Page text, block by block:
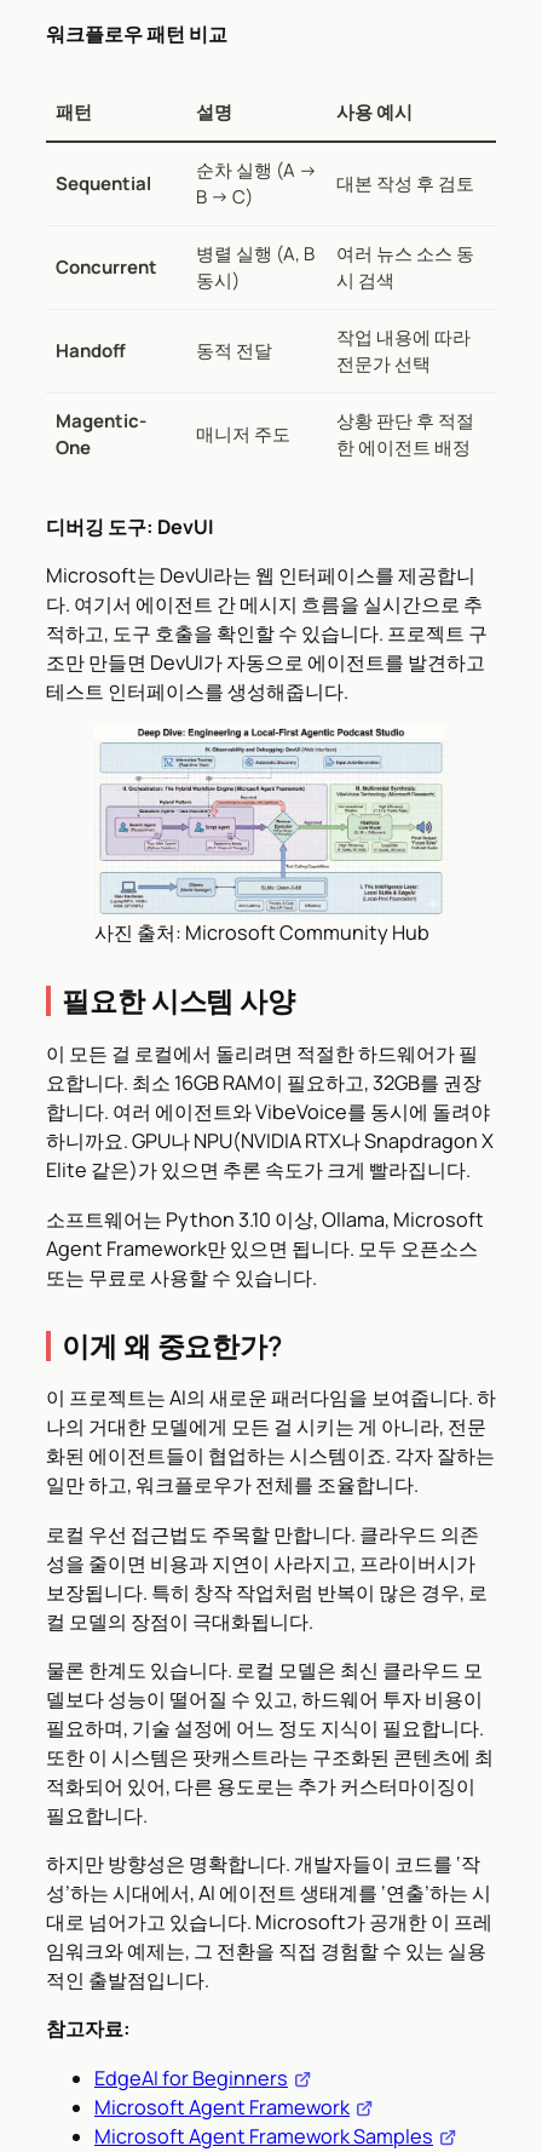
워크플로우 패턴 비교
패턴 설명 사용 예시
Sequential
순차 실행 (A →
B → C)
대본 작성 후 검토
Concurrent
병렬 실행 (A, B
동시)
여러 뉴스 소스 동
시 검색
Handoff 동적 전달
작업 내용에 따라
전문가 선택
Magentic-
One
매니저 주도
상황 판단 후 적절
한 에이전트 배정
디버깅 도구: DevUI
Microsoft는 DevUI라는 웹 인터페이스를 제공합니
다. 여기서 에이전트 간 메시지 흐름을 실시간으로 추
적하고, 도구 호출을 확인할 수 있습니다. 프로젝트 구
조만 만들면 DevUI가 자동으로 에이전트를 발견하고
테스트 인터페이스를 생성해줍니다.
사진 출처: Microsoft Community Hub
필요한 시스템 사양
이 모든 걸 로컬에서 돌리려면 적절한 하드웨어가 필
요합니다. 최소 16GB RAM이 필요하고, 32GB를 권장
합니다. 여러 에이전트와 VibeVoice를 동시에 돌려야
하니까요. GPU나 NPU(NVIDIA RTX나 Snapdragon X
Elite 같은)가 있으면 추론 속도가 크게 빨라집니다.
소프트웨어는 Python 3.10 이상, Ollama, Microsoft
Agent Framework만 있으면 됩니다. 모두 오픈소스
또는 무료로 사용할 수 있습니다.
이게 왜 중요한가?
이 프로젝트는 AI의 새로운 패러다임을 보여줍니다. 하
나의 거대한 모델에게 모든 걸 시키는 게 아니라, 전문
화된 에이전트들이 협업하는 시스템이죠. 각자 잘하는
일만 하고, 워크플로우가 전체를 조율합니다.
로컬 우선 접근법도 주목할 만합니다. 클라우드 의존
성을 줄이면 비용과 지연이 사라지고, 프라이버시가
보장됩니다. 특히 창작 작업처럼 반복이 많은 경우, 로
컬 모델의 장점이 극대화됩니다.
물론 한계도 있습니다. 로컬 모델은 최신 클라우드 모
델보다 성능이 떨어질 수 있고, 하드웨어 투자 비용이
필요하며, 기술 설정에 어느 정도 지식이 필요합니다.
또한 이 시스템은 팟캐스트라는 구조화된 콘텐츠에 최
적화되어 있어, 다른 용도로는 추가 커스터마이징이
필요합니다.
하지만 방향성은 명확합니다. 개발자들이 코드를 ‘작
성’하는 시대에서, AI 에이전트 생태계를 ‘연출’하는 시
대로 넘어가고 있습니다. Microsoft가 공개한 이 프레
임워크와 예제는, 그 전환을 직접 경험할 수 있는 실용
적인 출발점입니다.
참고자료:
EdgeAI for Beginners
Microsoft Agent Framework
Microsoft Agent Framework Samples